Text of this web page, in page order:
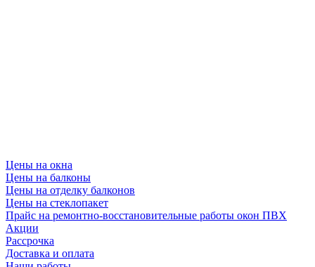
Цены на окна
Цены на балконы
Цены на отделку балконов
Цены на стеклопакет
Прайс на ремонтно-восстановительные работы окон ПВХ
Акции
Рассрочка
Доставка и оплата